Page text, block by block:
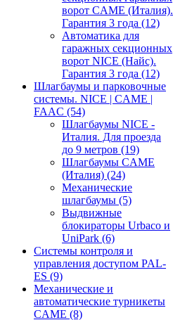
ворот CAME (Италия).
Гарантия 3 года (12)
Автоматика для
гаражных секционных
ворот NICE (Найс).
Гарантия 3 года (12)
Шлагбаумы и парковочные
системы. NICE | CAME |
FAAC (54)
Шлагбаумы NICE -
Италия. Для проезда
до 9 метров (19)
Шлагбаумы CAME
(Италия) (24)
Механические
шлагбаумы (5)
Выдвижные
блокираторы Urbaco и
UniPark (6)
Системы контроля и
управления доступом PAL-
ES (9)
Механические и
автоматические турникеты
CAME (8)